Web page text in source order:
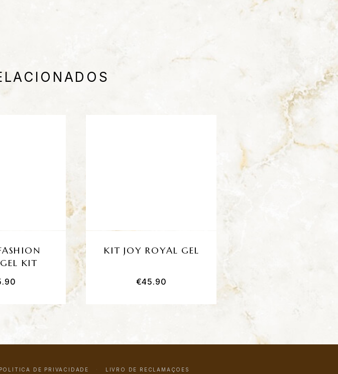
KIT
KIT JOY ROYAL GEL
€45.90
POLÍTICA DE PRIVACIDADE LIVRO DE RECLAMAÇÕES